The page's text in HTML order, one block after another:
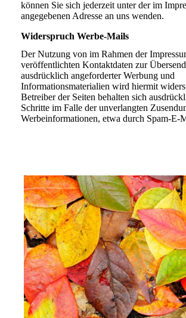
können Sie sich jederzeit unter der im
angegebenen Adresse an uns wenden.
Widerspruch Werbe-Mails
Der Nutzung von im Rahmen der
veröffentlichten Kontaktdaten zur
ausdrücklich angeforderter Werbung und
Informationsmaterialien wird hiermit
Betreiber der Seiten behalten sich
Schritte im Falle der unverlangten
Werbeinformationen, etwa durch Spam-E-